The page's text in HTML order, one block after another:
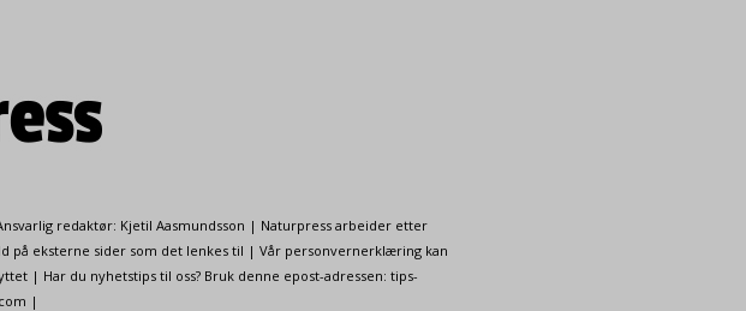
redaktør: Kjetil Aasmundsson | Naturpress arbeider etter
på eksterne sider som det lenkes til | Vår personvernerklæring kan
| Har du nyhetstips til oss? Bruk denne epost-adressen: tips-
|